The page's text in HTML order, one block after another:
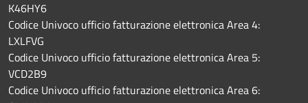
K46HY6
Codice Univoco ufficio fatturazione elettronica Area 4:
LXLFVG
Codice Univoco ufficio fatturazione elettronica Area 5:
VCD2B9
Codice Univoco ufficio fatturazione elettronica Area 6: